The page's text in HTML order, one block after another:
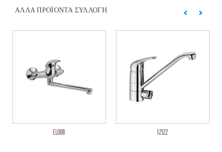
ΆΛΛΑ ΠΡΟΪΌΝΤΑ ΣΥΛΛΟΓΉ
EL008 12122